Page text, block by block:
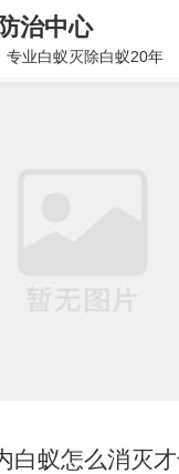
治中心
专业白蚁灭除白蚁20年
白蚁怎么消灭